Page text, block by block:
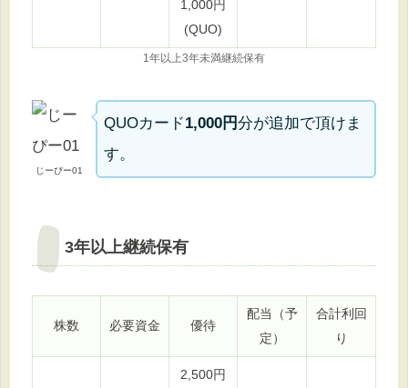
1,000円
(QUO)
1年以上3年未満継続保有
じーぴー01
QUOカード1,000円分が追加で頂けま
す。
3年以上継続保有
株数 必要資金 優待
配当（予
定）
合計利回
り
2,500円